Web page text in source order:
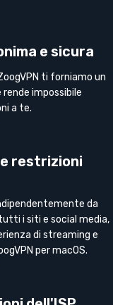
e sicura
ti forniamo un
impossibile
a te.
restrizioni
da
i siti e social media,
di streaming e
per macOS.